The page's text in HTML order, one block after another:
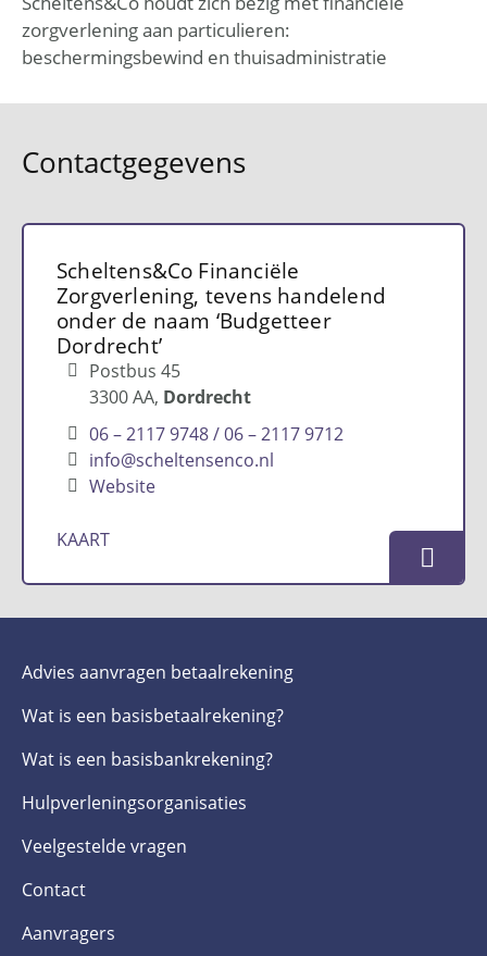
zorgverlening aan particulieren:
beschermingsbewind en thuisadministratie
Contactgegevens
Scheltens&Co Financiële
Zorgverlening, tevens handelend
onder de naam ‘Budgetteer
Dordrecht’
Postbus 45
3300 AA Dordrecht
06 – 2117 9748 / 06 – 2117 9712
info@scheltensenco.nl
Website
KAART
Advies aanvragen betaalrekening
Wat is een basis­betaalrekening?
Wat is een basis­bankrekening?
Hulpverlenings­organisaties
Veelgestelde­ vragen
Contact
Aanvragers